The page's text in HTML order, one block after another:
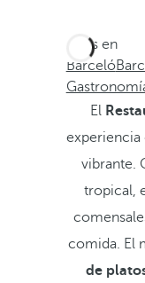
Estás en
Barceló
El
experiencia
vibrante.
tropical,
comida. El
de